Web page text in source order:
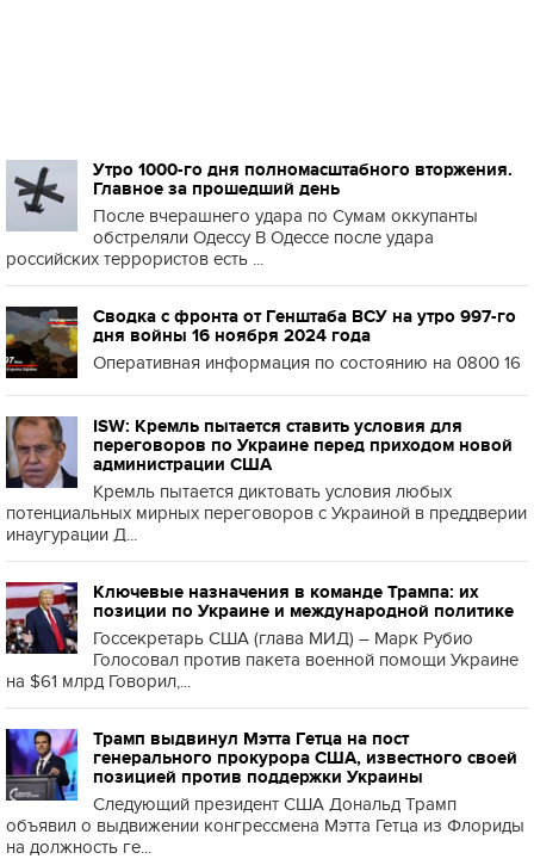
Утро 1000-го дня полномасштабного вторжения.
Главное за прошедший день
После вчерашнего удара по Сумам оккупанты
обстреляли Одессу В Одессе после удара
российских террористов есть ...
Сводка с фронта от Генштаба ВСУ на утро 997-го
дня войны 16 ноября 2024 года
Оперативная информация по состоянию на 0800 16
ISW: Кремль пытается ставить условия для
переговоров по Украине перед приходом новой
администрации США
Кремль пытается диктовать условия любых
потенциальных мирных переговоров с Украиной в преддверии
инаугурации Д...
Ключевые назначения в команде Трампа: их
позиции по Украине и международной политике
Госсекретарь США (глава МИД) – Марк Рубио
Голосовал против пакета военной помощи Украине
на $61 млрд Говорил,...
Трамп выдвинул Мэтта Гетца на пост
генерального прокурора США, известного своей
позицией против поддержки Украины
Следующий президент США Дональд Трамп
объявил о выдвижении конгрессмена Мэтта Гетца из Флориды
на должность ге...